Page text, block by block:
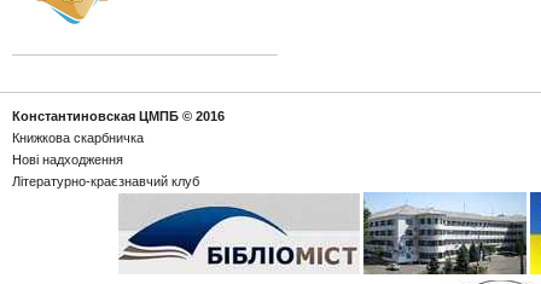
Константиновская ЦМПБ © 2016
Книжкова скарбничка
Новi надходження
Літературно-краєзнавчий клуб